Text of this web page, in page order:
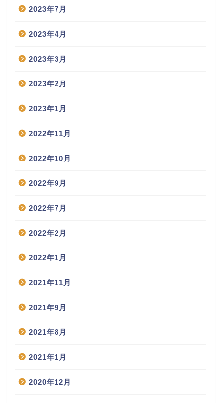
2023年7月
2023年4月
2023年3月
2023年2月
2023年1月
2022年11月
2022年10月
2022年9月
2022年7月
2022年2月
2022年1月
2021年11月
2021年9月
2021年8月
2021年1月
2020年12月